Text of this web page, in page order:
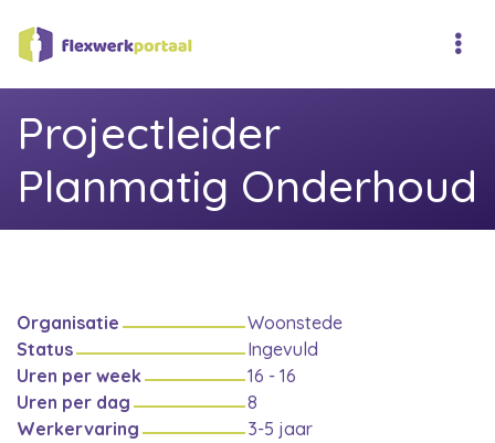
Projectleider
Planmatig Onderhoud
Organisatie
Woonstede
Status
Ingevuld
Uren per week
16 - 16
Uren per dag
8
Werkervaring
3-5 jaar